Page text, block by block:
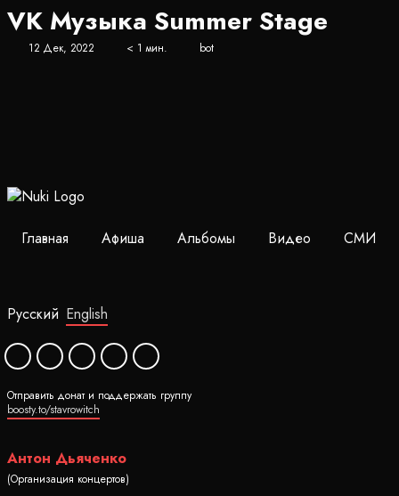
VK Музыка Summer Stage
12 Дек, 2022 < 1 мин. bot
Главная Афиша Альбомы Видео СМИ
Русский English
Отправить донат и поддержать группу
boosty.to/stavrowitch
Антон Дьяченко
(Организация концертов)